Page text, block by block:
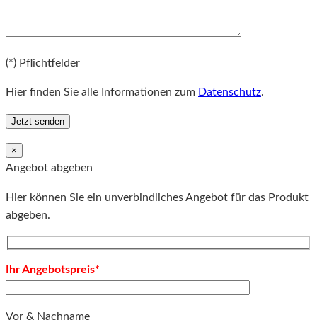
(*) Pflichtfelder
Hier finden Sie alle Informationen zum Datenschutz.
×
Angebot abgeben
Hier können Sie ein unverbindliches Angebot für das Produkt
abgeben.
Ihr Angebotspreis*
Vor & Nachname